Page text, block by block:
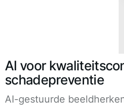
AI voor
schadepreventie
AI-gestuurde